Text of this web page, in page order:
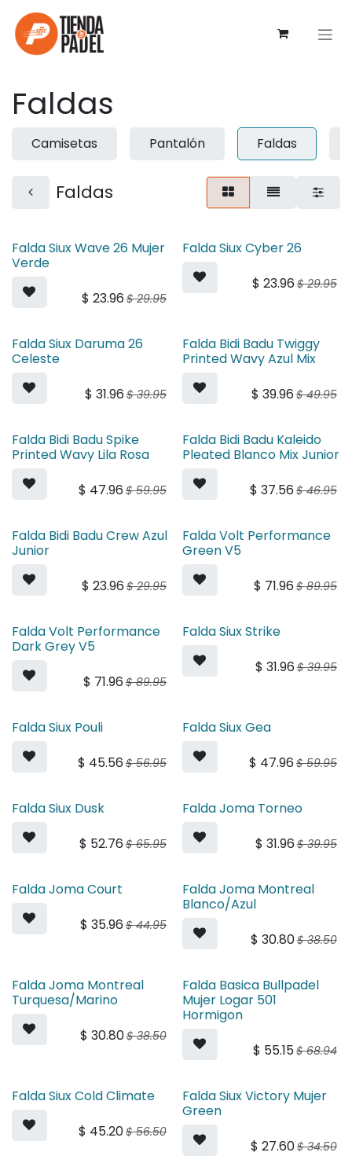
Ir al contenido
Faldas
Camisetas Pantalón Faldas
Faldas
Falda Siux Wave 26 Mujer
Verde
$ 23.96 $29.95
Falda Siux Cyber 26
$ 23.96 $29.95
Falda Siux Daruma 26
Celeste
$ 31.96 $39.95
Falda Bidi Badu Twiggy
Printed Wavy Azul Mix
$ 39.96 $49.95
Falda Bidi Badu Spike
Printed Wavy Lila Rosa
$ 47.96 $59.95
Falda Bidi Badu Kaleido
Pleated Blanco Mix Junior
$ 37.56 $46.95
Falda Bidi Badu Crew Azul
Junior
$ 23.96 $29.95
Falda Volt Performance
Green V5
$ 71.96 $89.95
Falda Volt Performance
Dark Grey V5
$ 71.96 $89.95
Falda Siux Strike
$ 31.96 $39.95
Falda Siux Pouli
$ 45.56 $56.95
Falda Siux Gea
$ 47.96 $59.95
Falda Siux Dusk
$ 52.76 $65.95
Falda Joma Torneo
$ 31.96 $39.95
Falda Joma Court
$ 35.96 $44.95
Falda Joma Montreal
Blanco/Azul
$ 30.80$38.50
Falda Joma Montreal
Turquesa/Marino
$ 30.80$38.50
Falda Basica Bullpadel
Mujer Logar 501
Hormigon
$ 55.15$68.94
Falda Siux Cold Climate
$ 45.20$56.50
Falda Siux Victory Mujer
Green
$ 27.60$34.50